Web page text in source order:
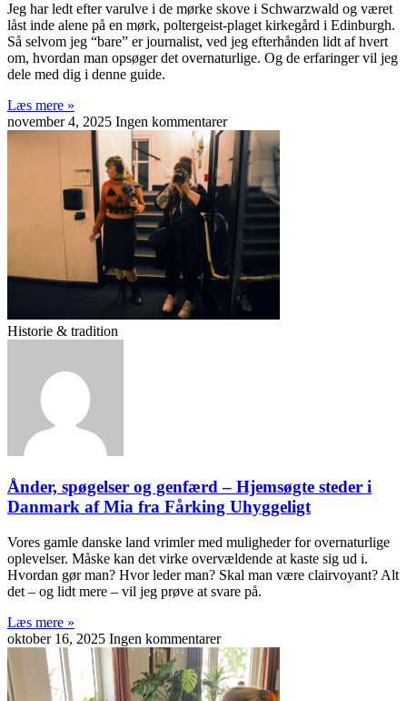
Jeg har ledt efter varulve i de mørke skove i Schwarzwald og været
låst inde alene på en mørk, poltergeist-plaget kirkegård i Edinburgh.
Så selvom jeg “bare” er journalist, ved jeg efterhånden lidt af hvert
om, hvordan man opsøger det overnaturlige. Og de erfaringer vil jeg
dele med dig i denne guide.
Læs mere »
november 4, 2025 Ingen kommentarer
Historie & tradition
Ånder, spøgelser og genfærd – Hjemsøgte steder i
Danmark af Mia fra Fårking Uhyggeligt
Vores gamle danske land vrimler med muligheder for overnaturlige
oplevelser. Måske kan det virke overvældende at kaste sig ud i.
Hvordan gør man? Hvor leder man? Skal man være clairvoyant? Alt
det – og lidt mere – vil jeg prøve at svare på.
Læs mere »
oktober 16, 2025 Ingen kommentarer